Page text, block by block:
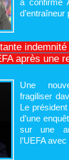
d’entraîneur
après une
Une
fragiliser
Le
d’une
sur une
l’UEFA